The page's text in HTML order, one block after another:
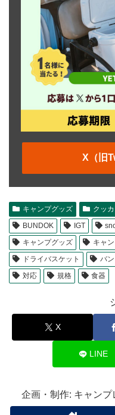
X（旧
キャンプグッズ クッ
BUNDOK
IGT
キャンプグッズ
キャ
ドライバスケット
バ
対応
規格 食器
X
LINE
企画・制作: キャン